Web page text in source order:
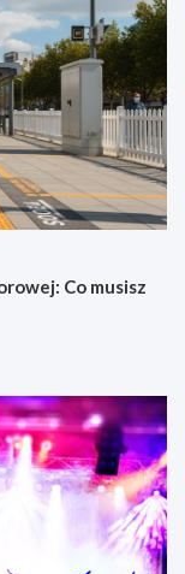
Co musisz